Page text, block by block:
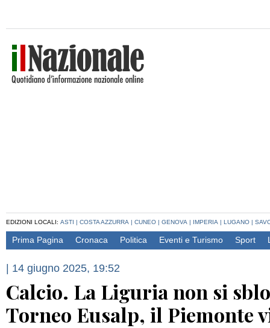
EDIZIONI LOCALI: ASTI | COSTA AZZURRA | CUNEO | GENOVA | IMPERIA | LUGANO |
Prima Pagina Cronaca Politica Eventi e Turismo Sport
| 14 giugno 2025, 19:52
Calcio. La Liguria non si
Torneo Eusalp, il Piemonte